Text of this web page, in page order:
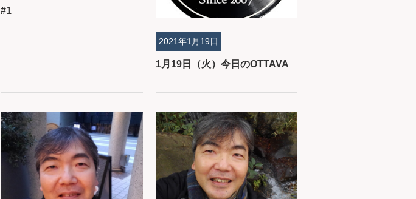
#1
1月19日（火）今日のOTTAVA
2021年1月19日